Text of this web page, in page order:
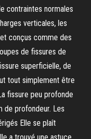
contraintes normales
verticales, les
conçus comme des
de fissures de
superficielle, de
tout simplement être
fissure peu profonde
de profondeur. Les
Elle se plaît